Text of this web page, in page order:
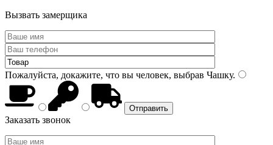
Вызвать замерщика
Пожалуйста, докажите, что вы человек, выбрав Чашку.
Заказать звонок